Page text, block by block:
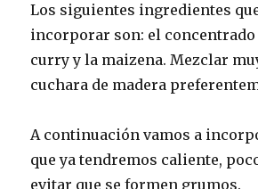
Los siguientes ingredientes
incorporar son: el concentrado
curry y la maizena. Mezclar
cuchara de madera
A continuación vamos a
que ya tendremos caliente,
evitar que se formen grumos.